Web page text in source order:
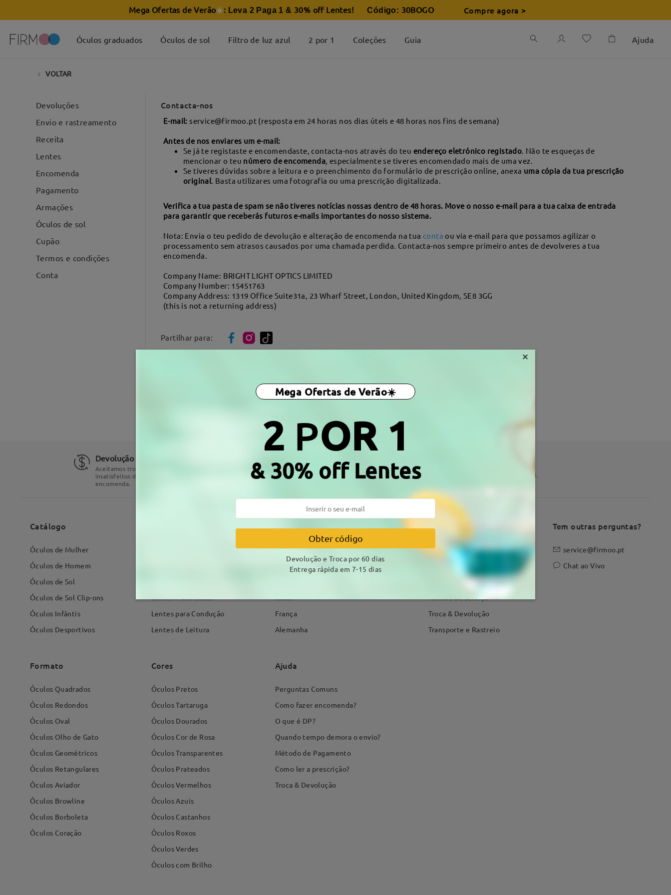
Mega Ofertas de Verão☀️: Leva 2 Paga 1 & 30% off Lentes! Código: 30BOGO Compre agora >
Óculos graduados Óculos de sol Filtro de luz azul 2 por 1 Coleções Guia Ajuda
VOLTAR
Devoluções
Envio e rastreamento
Receita
Lentes
Encomenda
Pagamento
Armações
Óculos de sol
Cupão
Termos e condições
Conta
Contacta-nos
E-mail: service@firmoo.pt (resposta em 24 horas nos dias úteis e 48 horas nos fins de semana)
Antes de nos enviares um e-mail:
Se já te registaste e encomendaste, contacta-nos através do teu endereço eletrónico registado. Não te esqueças de
mencionar o teu número de encomenda, especialmente se tiveres encomendado mais de uma vez.
Se tiveres dúvidas sobre a leitura e o preenchimento do formulário de prescrição online, anexa uma cópia da tua prescrição
original. Basta utilizares uma fotografia ou uma prescrição digitalizada.
Verifica a tua pasta de spam se não tiveres notícias nossas dentro de 48 horas. Move o nosso e-mail para a tua caixa de entrada
para garantir que receberás futuros e-mails importantes do nosso sistema.
Nota: Envia o teu pedido de devolução e alteração de encomenda na tua conta ou via e-mail para que possamos agilizar o
processamento sem atrasos causados por uma chamada perdida. Contacta-nos sempre primeiro antes de devolveres a tua
encomenda.
Company Name: BRIGHT LIGHT OPTICS LIMITED
Company Number: 15451763
Company Address: 1319 Office Suite31a, 23 Wharf Street, London, United Kingdom, SE8 3GG
(this is not a returning address)
Partilhar para:
Devolução e Troca por 60 dias
Aceitamos trocas ou reembolsos de produtos
insatisfeitos dentro de 60 dias após a recepção da
encomenda.
Estamos sempre online para si.
Catálogo
Óculos de Mulher
Óculos de Homem
Óculos de Sol
Óculos de Sol Clip-ons
Óculos Infântis
Óculos Desportivos
Formato
Óculos Quadrados
Óculos Redondos
Óculos Oval
Óculos Olho de Gato
Óculos Geométricos
Óculos Retangulares
Óculos Aviador
Óculos Browline
Óculos Borboleta
Óculos Coração
Lentes Polarizadas
Lentes para Condução
Lentes de Leitura
Cores
Óculos Pretos
Óculos Tartaruga
Óculos Dourados
Óculos Cor de Rosa
Óculos Transparentes
Óculos Prateados
Óculos Vermelhos
Óculos Azuis
Óculos Castanhos
Óculos Roxos
Óculos Verdes
Óculos com Brilho
País / Região
Estados Unidos da América
Reino Unido
Itália
França
Alemanha
Ajuda
Perguntas Comuns
Como fazer encomenda?
O que é DP?
Quando tempo demora o envio?
Método de Pagamento
Como ler a prescrição?
Troca & Devolução
Sobre
Sobre Nós
Política de Privacidade
Termos de Serviço
Troca & Devolução
Transporte e Rastreio
Tem outras perguntas?
service@firmoo.pt
Chat ao Vivo
×
Mega Ofertas de Verão☀️
2 POR 1
& 30% off Lentes
Obter código
Devolução e Troca por 60 dias
Entrega rápida em 7-15 dias